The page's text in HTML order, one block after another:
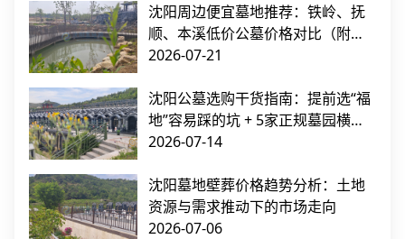
沈阳周边便宜墓地推荐：铁岭、抚
顺、本溪低价公墓价格对比（附交
通指南）
2026-07-21
沈阳公墓选购干货指南：提前选“福
地”容易踩的坑 + 5家正规墓园横向
对比
2026-07-14
沈阳墓地壁葬价格趋势分析：土地
资源与需求推动下的市场走向
2026-07-06